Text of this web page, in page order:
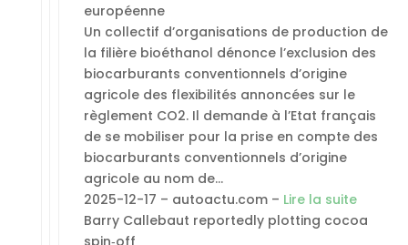
européenne
Un collectif d’organisations de production de
la filière bioéthanol dénonce l’exclusion des
biocarburants conventionnels d’origine
agricole des flexibilités annoncées sur le
règlement CO2. Il demande à l’Etat français
de se mobiliser pour la prise en compte des
biocarburants conventionnels d’origine
agricole au nom de…
2025-12-17 – autoactu.com – Lire la suite
Barry Callebaut reportedly plotting cocoa
spin‑off